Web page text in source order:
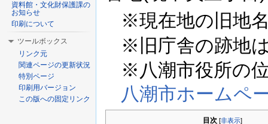
※現在地の旧地
※旧庁舎の跡地
※八潮市役所の
八潮市ホームペ
目次 [非表示]
資料館・文化財保護課の
お知らせ
印刷について
ツールボックス
リンク元
関連ページの更新状況
特別ページ
印刷用バージョン
この版への固定リンク